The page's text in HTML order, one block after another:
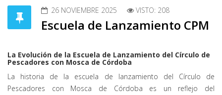
26 NOVIEMBRE 2025 VISTO: 208
Escuela de Lanzamiento CPM
La Evolución de la Escuela de Lanzamiento del Círculo de
Pescadores con Mosca de Córdoba
La historia de la escuela de lanzamiento del Círculo de
Pescadores con Mosca de Córdoba es un reflejo del